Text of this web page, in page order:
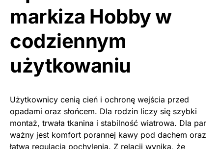
markiza Hobby w
codziennym
użytkowaniu
Użytkownicy cenią cień i ochronę wejścia przed
opadami oraz słońcem. Dla rodzin liczy się szybki
montaż, trwała tkanina i stabilność wiatrowa. Dla par
ważny jest komfort porannej kawy pod dachem oraz
łatwa regulacja pochylenia. Z relacji wynika, że